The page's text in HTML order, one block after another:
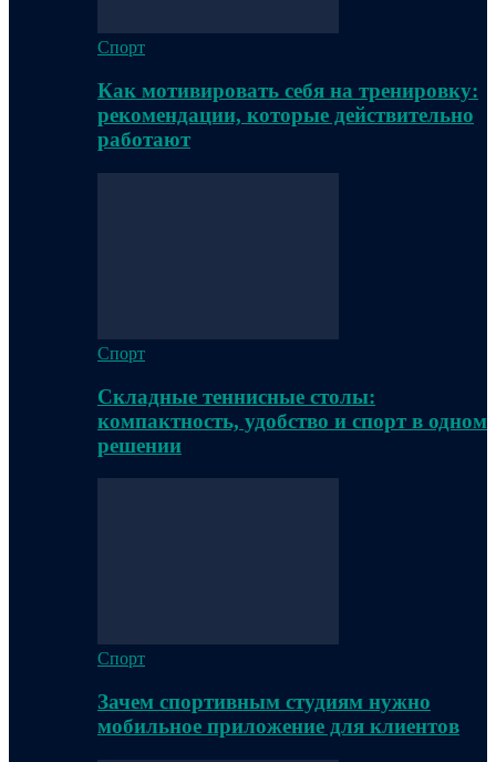
Спорт
Как мотивировать себя на тренировку:
рекомендации, которые действительно
работают
Спорт
Складные теннисные столы:
компактность, удобство и спорт в одном
решении
Спорт
Зачем спортивным студиям нужно
мобильное приложение для клиентов